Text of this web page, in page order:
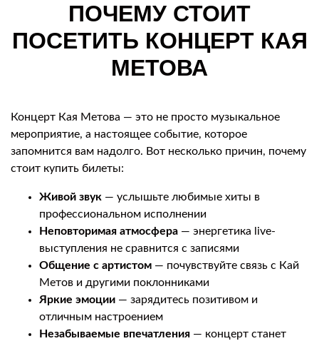
ПОЧЕМУ СТОИТ
ПОСЕТИТЬ КОНЦЕРТ КАЯ
МЕТОВА
Концерт Кая Метова — это не просто музыкальное
мероприятие, а настоящее событие, которое
запомнится вам надолго. Вот несколько причин, почему
стоит купить билеты:
Живой звук — услышьте любимые хиты в
профессиональном исполнении
Неповторимая атмосфера — энергетика live-
выступления не сравнится с записями
Общение с артистом — почувствуйте связь с Кай
Метов и другими поклонниками
Яркие эмоции — зарядитесь позитивом и
отличным настроением
Незабываемые впечатления — концерт станет